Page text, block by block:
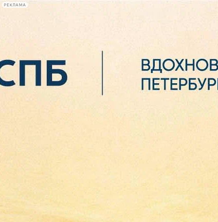
РЕКЛАМА
Сегодня:
2026.08.06
02:54